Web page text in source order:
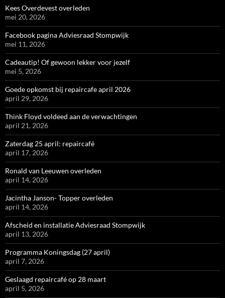
Kees Overdevest overleden
mei 20, 2026
Facebook pagina Adviesraad Stompwijk
mei 11, 2026
Cadeautip! Of gewoon lekker voor jezelf
mei 5, 2026
Goede opkomst bij repaircafe april 2026
april 29, 2026
Think Floyd voldeed aan de verwachtingen
april 21, 2026
Zaterdag 25 april: repaircafé
april 17, 2026
Ronald van Leeuwen overleden
april 14, 2026
Jacintha Janson- Topper overleden
april 14, 2026
Afscheid en installatie Adviesraad Stompwijk
april 13, 2026
Programma Koningsdag (27 april)
april 7, 2026
Geslaagd repaircafé op 28 maart
april 5, 2026